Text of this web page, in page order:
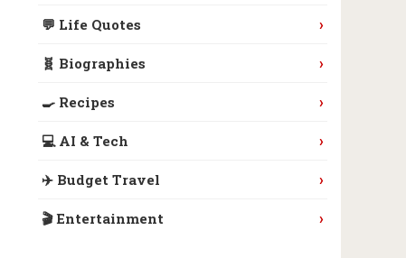
💬 Life Quotes ›
🧬 Biographies ›
🍳 Recipes ›
💻 AI & Tech ›
✈️ Budget Travel ›
🎬 Entertainment ›